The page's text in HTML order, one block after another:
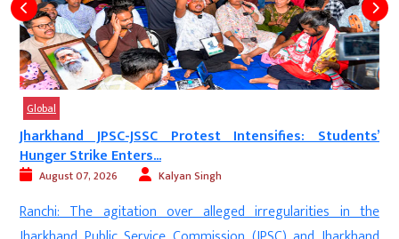
Global
Jharkhand JPSC-JSSC Protest Intensifies: Students’
Hunger Strike Enters...
August 07, 2026 Kalyan Singh
Ranchi: The agitation over alleged irregularities in the